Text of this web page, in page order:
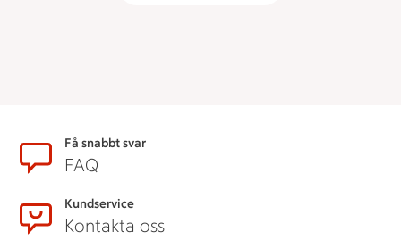
SidfotFå snabbt svar
FAQ
Kundservice
Kontakta oss